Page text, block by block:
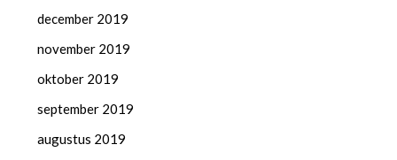
december 2019
november 2019
oktober 2019
september 2019
augustus 2019